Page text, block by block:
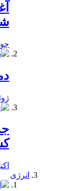
ژوئن
اکتبر
انرژی